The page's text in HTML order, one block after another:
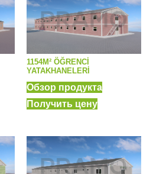
1154M² ÖĞRENCI
YATAKHANELERI
Обзор продукта
Получить цену